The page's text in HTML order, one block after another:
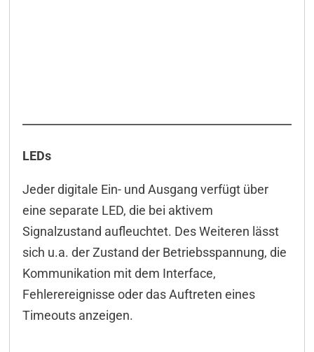
LEDs
Jeder digitale Ein- und Ausgang verfügt über
eine separate LED, die bei aktivem
Signalzustand aufleuchtet. Des Weiteren lässt
sich u.a. der Zustand der Betriebsspannung, die
Kommunikation mit dem Interface,
Fehlerereignisse oder das Auftreten eines
Timeouts anzeigen.